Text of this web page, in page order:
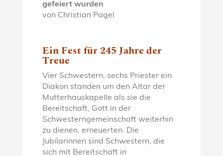
gefeiert wurden
von Christian Pagel
Ein Fest für 245 Jahre der
Treue
Vier Schwestern, sechs Priester ein
Diakon standen um den Altar der
Mutterhauskapelle als sie die
Bereitschaft, Gott in der
Schwesterngemeinschaft weiterhin
zu dienen, erneuerten. Die
Jubilarinnen sind Schwestern, die
sich mit Bereitschaft in